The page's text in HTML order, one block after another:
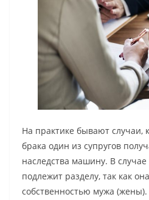
На практике бывают случаи,
брака один из супругов
наследства машину. В
подлежит разделу, так как
собственностью мужа (жены).